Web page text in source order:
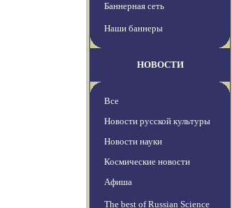
Баннерная сеть
Наши баннеры
НОВОСТИ
Все
Новости русской культуры
Новости науки
Космические новости
Афиша
The best of Russian Science